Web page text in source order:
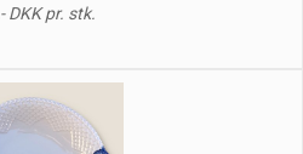
DKK pr. stk.